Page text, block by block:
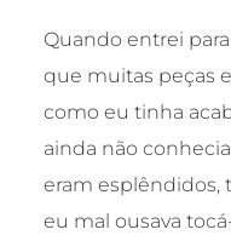
Quando entrei
que muitas peças
como eu tinha
ainda não
eram esplêndidos,
eu mal ousava